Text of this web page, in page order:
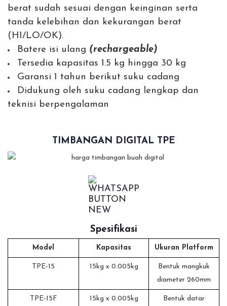
berat sudah sesuai dengan keinginan serta
tanda kelebihan dan kekurangan berat
(HI/LO/OK).
Batere isi ulang (rechargeable)
Tersedia kapasitas 1.5 kg hingga 30 kg
Garansi 1 tahun berikut suku cadang
Didukung oleh suku cadang lengkap dan
teknisi berpengalaman
TIMBANGAN DIGITAL TPE
Spesifikasi
Model Kapasitas Ukuran Platform
TPE-15 15kg x 0.005kg
Bentuk mangkuk
diameter 260mm
TPE-15F 15kg x 0.005kg
Bentuk datar